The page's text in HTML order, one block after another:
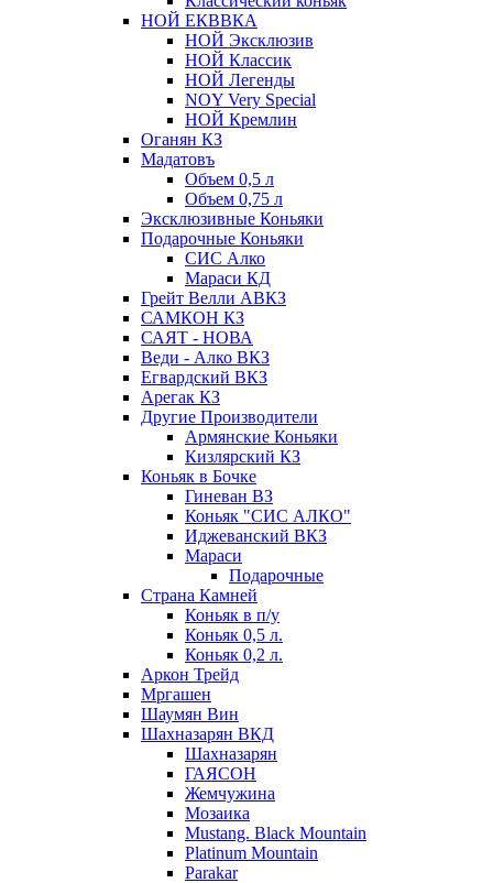
НОЙ ЕКВВКА
НОЙ Эксклюзив
НОЙ Классик
НОЙ Легенды
NOY Very Speсial
НОЙ Кремлин
Оганян КЗ
Мадатовъ
Объем 0,5 л
Объем 0,75 л
Эксклюзивные Коньяки
Подарочные Коньяки
СИС Алко
Мараси КД
Грейт Велли АВКЗ
САМКОН КЗ
САЯТ - НОВА
Веди - Алко ВКЗ
Егвардский ВКЗ
Арегак КЗ
Другие Производители
Армянские Коньяки
Кизлярский КЗ
Коньяк в Бочке
Гиневан ВЗ
Коньяк "СИС АЛКО"
Иджеванский ВКЗ
Мараси
Подарочные
Страна Камней
Коньяк в п/у
Коньяк 0,5 л.
Коньяк 0,2 л.
Аркон Трейд
Мргашен
Шаумян Вин
Шахназарян ВКД
Шахназарян
ГАЯСОН
Жемчужина
Мозаика
Mustang. Black Mountain
Platinum Mountain
Parakar